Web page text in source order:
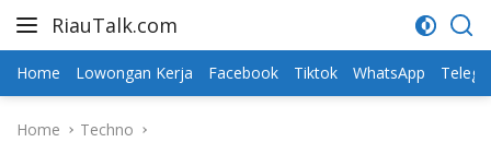
RiauTalk.com
Update
Terkini
Home Lowongan Kerja Facebook Tiktok WhatsApp
Home Techno